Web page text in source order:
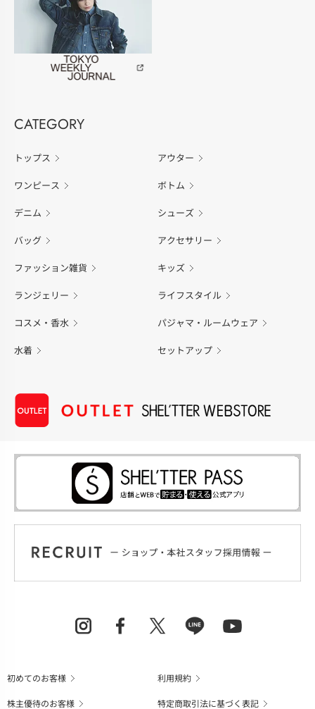
CATEGORY
トップス アウター
ワンピース ボトム
デニム シューズ
バッグ アクセサリー
ファッション雑貨 キッズ
ランジェリー ライフスタイル
コスメ・香水 パジャマ・ルームウェア
水着 セットアップ
初めてのお客様
利用規約
株主優待のお客様
特定商取引法に基づく表記